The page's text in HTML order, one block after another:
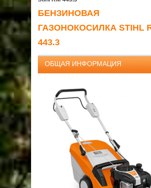
ПРИНАДЛЕЖНОСТИ
ДОСТАВКА
ОПЛАТА
ГАРАНТИЯ И СЕРВИС
ПОЛЬЗОВАТЕЛЬСКОЕ
БЕНЗИНОВАЯ
ГАЗОНОКОСИЛКА STIHL
443.3
ОБЩАЯ ИНФОРМАЦИЯ